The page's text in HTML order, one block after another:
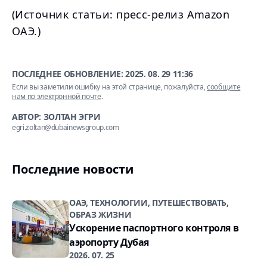
(Источник статьи: пресс-релиз Amazon
ОАЭ.)
ПОСЛЕДНЕЕ ОБНОВЛЕНИЕ:2025. 08. 29 11:36
Если вы заметили ошибку на этой странице, пожалуйста,сообщите
нам по электронной почте.
АВТОР: ЗОЛТАН ЭГРИ
egri.zoltan@dubainewsgroup.com
Последние новости
ОАЭ, ТЕХНОЛОГИИ, ПУТЕШЕСТВОВАТЬ,
ОБРАЗ ЖИЗНИ
Ускорение паспортного контроля в
аэропорту Дубая
2026. 07. 25